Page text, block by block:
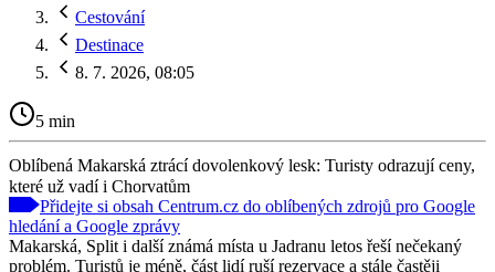
Cestování
Destinace
8. 7. 2026, 08:05
5 min
Oblíbená Makarská ztrácí dovolenkový lesk: Turisty odrazují ceny,
které už vadí i Chorvatům
Přidejte si obsah Centrum.cz do oblíbených zdrojů pro Google
hledání a Google zprávy
Makarská, Split i další známá místa u Jadranu letos řeší nečekaný
problém. Turistů je méně, část lidí ruší rezervace a stále častěji